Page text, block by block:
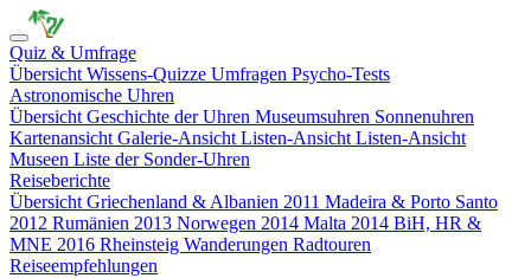
Quiz & Umfrage
Übersicht Wissens-Quizze Umfragen Psycho-Tests
Astronomische Uhren
Übersicht Geschichte der Uhren Museumsuhren Sonnenuhren
Kartenansicht Galerie-Ansicht Listen-Ansicht Listen-Ansicht
Museen Liste der Sonder-Uhren
Reiseberichte
Übersicht Griechenland & Albanien 2011 Madeira & Porto Santo
2012 Rumänien 2013 Norwegen 2014 Malta 2014 BiH, HR &
MNE 2016 Rheinsteig Wanderungen Radtouren
Reiseempfehlungen